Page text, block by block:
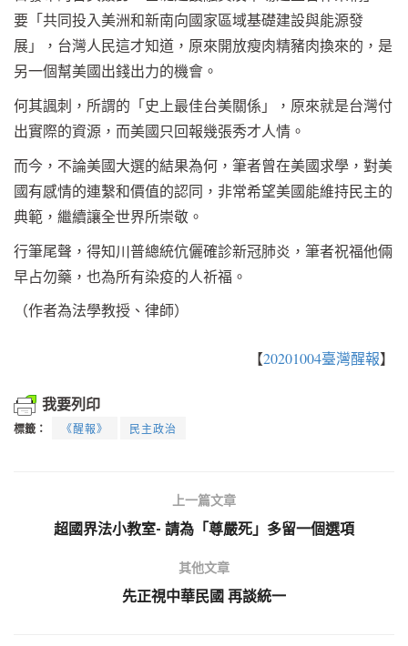
要「共同投入美洲和新南向國家區域基礎建設與能源發
展」，台灣人民這才知道，原來開放瘦肉精豬肉換來的，是
另一個幫美國出錢出力的機會。
何其諷刺，所謂的「史上最佳台美關係」，原來就是台灣付
出實際的資源，而美國只回報幾張秀才人情。
而今，不論美國大選的結果為何，筆者曾在美國求學，對美
國有感情的連繫和價值的認同，非常希望美國能維持民主的
典範，繼續讓全世界所崇敬。
行筆尾聲，得知川普總統伉儷確診新冠肺炎，筆者祝福他倆
早占勿藥，也為所有染疫的人祈福。
（作者為法學教授、律師）
【20201004臺灣醒報】
我要列印
標籤： 《醒報》 民主政治
上一篇文章
超國界法小教室- 請為「尊嚴死」多留一個選項
其他文章
先正視中華民國 再談統一